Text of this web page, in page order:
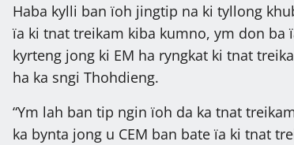
Haba kylli ban ïoh jingtip na ki tyllong
ïa ki tnat treikam kiba kumno, ym don ba
kyrteng jong ki EM ha ryngkat ki tnat
ha ka sngi Thohdieng.
“Ym lah ban tip ngin ïoh da ka tnat
ka bynta jong u CEM ban bate ïa ki tnat